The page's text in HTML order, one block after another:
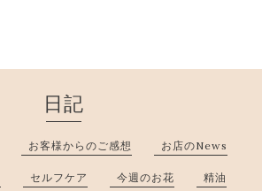
日記
お客様からのご感想 お店のNews
セルフケア 今週のお花 精油